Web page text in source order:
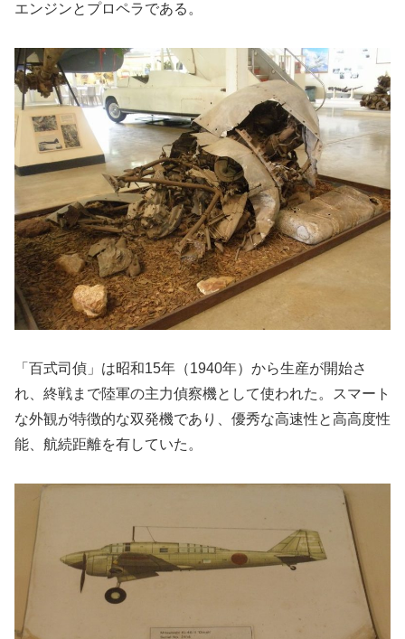
エンジンとプロペラである。
「百式司偵」は昭和15年（1940年）から生産が開始さ
れ、終戦まで陸軍の主力偵察機として使われた。スマート
な外観が特徴的な双発機であり、優秀な高速性と高高度性
能、航続距離を有していた。